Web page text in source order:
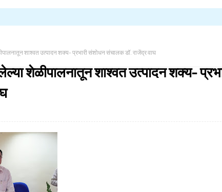
शाश्वत उत्पादन शक्य- प्रभारी संशोधन संचालक डॉ. राजेंद्र वाघ
शेळीपालनातून शाश्वत उत्पादन शक्य-